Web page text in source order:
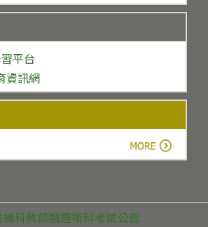
平台
資訊網
科教師甄選術科考試公告